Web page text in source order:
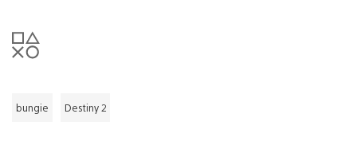
bungie Destiny 2